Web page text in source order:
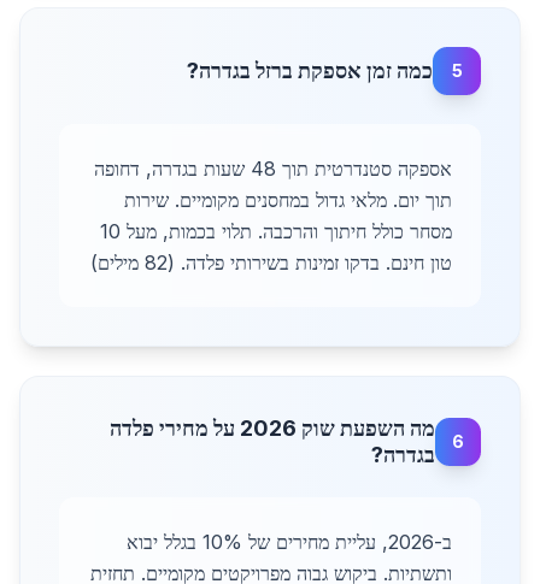
5 כמה זמן אספקת ברזל בגדרה?
אספקה סטנדרטית תוך 48 שעות בגדרה, דחופה
תוך יום. מלאי גדול במחסנים מקומיים. שירות
מסחר כולל חיתוך והרכבה. תלוי בכמות, מעל 10
טון חינם. בדקו זמינות בשירותי פלדה. (82 מילים)
6
מה השפעת שוק 2026 על מחירי פלדה
בגדרה?
ב-2026, עליית מחירים של 10% בגלל יבוא
ותשתיות. ביקוש גבוה מפרויקטים מקומיים. תחזית